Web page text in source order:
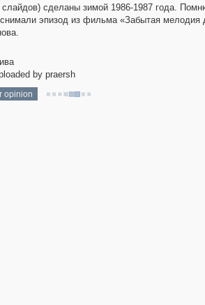
сделаны зимой 1986-1987 года.
эпизод из фильма «Забытая мелодия
by praersh
opinion